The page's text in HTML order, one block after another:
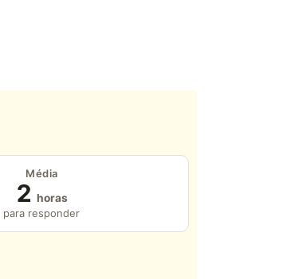
Média
2 horas
para responder